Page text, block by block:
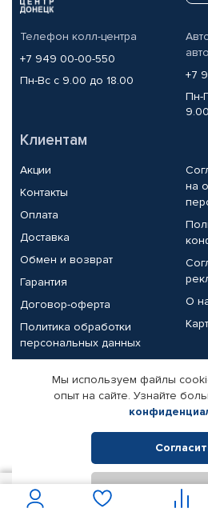
Телефон колл-центра
+7 949 00-00-550
Пн-Вс с 9.00 до 18.00
+7
Пн-
Клиентам
Акции
Контакты
Оплата
Доставка
Обмен и возврат
Гарантия
Договор-оферта
Политика обработки
персональных данных
на
О
Партнерам
Корпоративным клиентам
Поставщикам
© КАМАЗ ЦЕНТР ДОНЕЦК, 2015-2026.
Интернет-магазин автомобильных
Мы используем файлы
опыт на сайте. Узнайте